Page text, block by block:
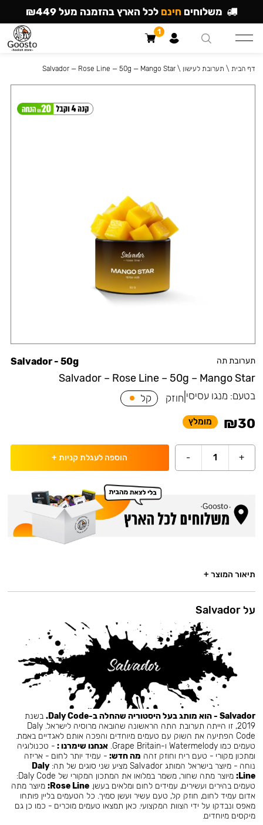
תערובת תה
Salvador – Rose Line – 50g – Mango Star
Salvador - 50g
בטעם: מנגו עסיסי חוזק קל
₪30 מומלץ
+
1
- הוספה לעגלת קניות +
דף הבית \ תערובת לעישון \
Salvador — Rose Line — 50g — Mango Star
תיאור המוצר +
על Salvador
Salvador - הוא מותג בעל היסטוריה שהחלה ב-Daly Code.
בשנת
2019, זו הייתה תערובת התה הראשונה שהובאה מרוסיה לישראל. Daly
Code הפתיעה את השוק עם טעמים מיוחדים והפכה אותם לאגדיים באמת.
טעמים כמו Watermelody ו-Grape Britain.
אנחנו שימרנו : - טכנולוגיה
ומתכון מקורי - טעם ריח וחוזק זהה מה חדש: - עמיד יותר לחום - אריזה
נוחה - מיוצר בישראל המותג Salvador מציע שני סוגים של תה:
Daly
Line:
מיוצר מתה שחור, משמר במלואו את המתכון המקורי של Daly Code:
טעמים בהירים ועשירים, עמידים לחום ומלאים בעשן.Rose Line: מיוצר מתה
אדום עמיד לחום, חוזק קל, טעם עשיר ועשן סמיך. כל הטעמים בליין פותחו
מאפס ונבדקו על ידי הצוות המקצועי. כאן תמצאו טעמים מוכרים - כמו כן גם
מיקסים מיוחדים.
משלוחים חינם לכל הארץ בהזמנה מעל ₪449
1